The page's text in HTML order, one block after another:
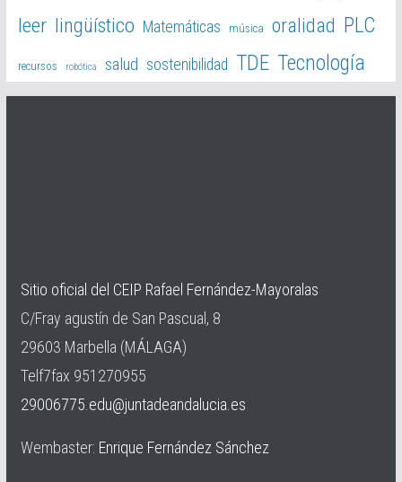
leer lingüístico Matemáticas música oralidad PLC
recursos robótica salud sostenibilidad TDE Tecnología
Sitio oficial del CEIP Rafael Fernández-Mayoralas
C/Fray agustín de San Pascual, 8
29603 Marbella (MÁLAGA)
Telf7fax 951270955
29006775.edu@juntadeandalucia.es
Wembaster: Enrique Fernández Sánchez